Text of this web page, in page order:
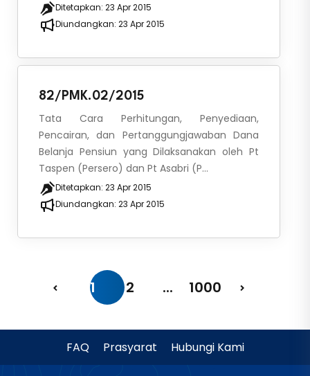
Ditetapkan: 23 Apr 2015
Diundangkan: 23 Apr 2015
82/PMK.02/2015
Tata Cara Perhitungan, Penyediaan,
Pencairan, dan Pertanggungjawaban Dana
Belanja Pensiun yang Dilaksanakan oleh Pt
Taspen (Persero) dan Pt Asabri (P...
Ditetapkan: 23 Apr 2015
Diundangkan: 23 Apr 2015
1 2 ... 1000
FAQ Prasyarat Hubungi Kami